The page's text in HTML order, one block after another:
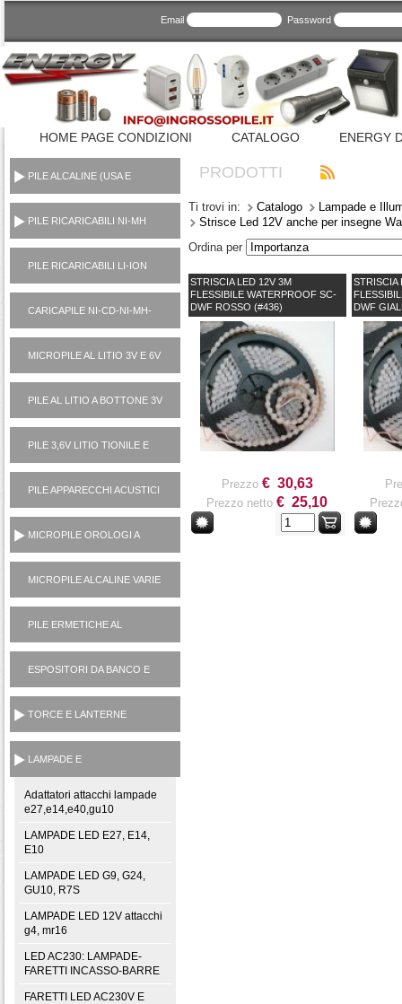
Email Password
HOME PAGE CONDIZIONI CATALOGO ENERGY
PILE ALCALINE (USA E
GETTA CONSUMER)
PILE RICARICABILI NI-MH
1,2V
PILE RICARICABILI LI-ION
3,7V
CARICAPILE NI-CD-NI-MH-
LI-ION-POWER BANK
MICROPILE AL LITIO 3V E 6V
PILE AL LITIO A BOTTONE 3V
PILE 3,6V LITIO TIONILE E
3V LITIO MANGANESE (USA
PILE APPARECCHI ACUSTICI
1,4V ZINCO ARIA
MICROPILE OROLOGI A
PASTICCA OSSIDO
MICROPILE ALCALINE VARIE
(1,5V, 6V, 12V)
PILE ERMETICHE AL
PIOMBO 6V E 12V
ESPOSITORI DA BANCO E
TERRA
TORCE E LANTERNE
PORTATILI
LAMPADE E
ILLUMINOTECNICA
Adattatori attacchi lampade
e27,e14,e40,gu10
LAMPADE LED E27, E14,
E10
LAMPADE LED G9, G24,
GU10, R7S
LAMPADE LED 12V attacchi
g4, mr16
LED AC230: LAMPADE-
FARETTI INCASSO-BARRE
FARETTI LED AC230V E
PRODOTTI
Ti trovi in: Catalogo
Lampade e
Strisce Led 12V anche per insegne
Ordina per
STRISCIA LED 12V 3M
FLESSIBILE WATERPROOF SC-
DWF ROSSO (#436)
Prezzo € 30,63
Prezzo netto € 25,10
STRISCIA
DWF